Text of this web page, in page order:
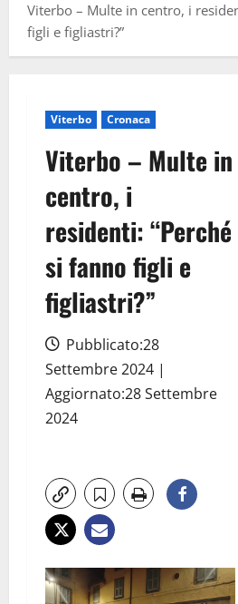
Viterbo – Multe in centro, i
figli e figliastri?”
Viterbo Cronaca
Viterbo – Multe in
centro, i
residenti: “Perché
si fanno figli e
figliastri?”
Pubblicato:28
Settembre 2024 |
Aggiornato:28 Settembre
2024